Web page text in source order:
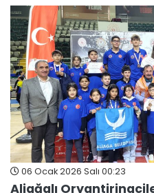
06 Ocak 2026 Salı 00:23
Aliağalı